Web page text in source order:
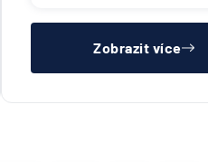
Zobrazit více